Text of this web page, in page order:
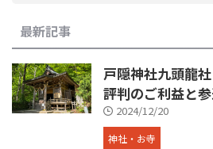
最新記事
戸隠神社九頭龍
評判のご利益と
2024/12/20
神社・お寺